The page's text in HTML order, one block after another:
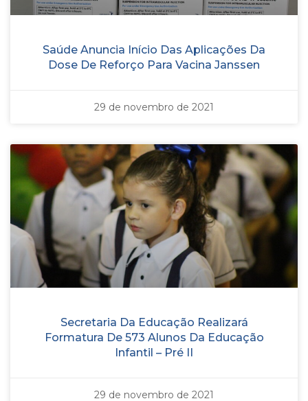
Saúde Anuncia Início Das Aplicações Da
Dose De Reforço Para Vacina Janssen
29 de novembro de 2021
Secretaria Da Educação Realizará
Formatura De 573 Alunos Da Educação
Infantil – Pré II
29 de novembro de 2021